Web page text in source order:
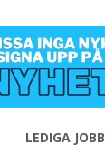
LEDIGA JOBB